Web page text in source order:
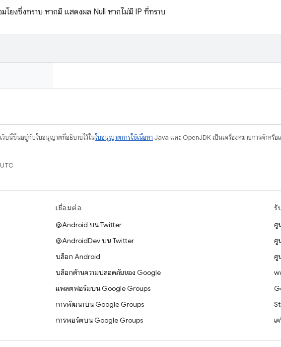
โยงซึ่งทราบ หากมี แสดงผล Null หากไม่มี IP ที่ทราบ
ว็บนี้ขึ้นอยู่กับใบอนุญาตที่อธิบายไว้ในใบอนุญาตการใช้เนื้อหา Java และ OpenJDK เป็นเครื่องหมายการค้าหรื
เชื่อมต่อ
@Android บน Twitter
@AndroidDev บน Twitter
บล็อก Android
บล็อกด้านความปลอดภัยของ Google
แพลตฟอร์มบน Google Groups
การพัฒนาบน Google Groups
การพอร์ตบน Google Groups
รั
ศู
ศู
ศู
เ